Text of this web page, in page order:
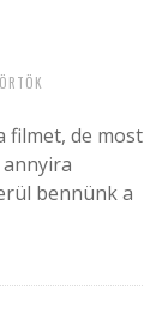
filmet, de most
annyira
bennünk a